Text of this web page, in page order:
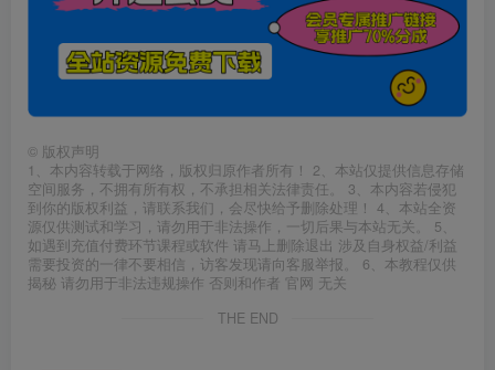
© 版权声明
1、本内容转载于网络，版权归原作者所有！ 2、本站仅提供信息存储
空间服务，不拥有所有权，不承担相关法律责任。 3、本内容若侵犯
到你的版权利益，请联系我们，会尽快给予删除处理！ 4、本站全资
源仅供测试和学习，请勿用于非法操作，一切后果与本站无关。 5、
如遇到充值付费环节课程或软件 请马上删除退出 涉及自身权益/利益
需要投资的一律不要相信，访客发现请向客服举报。 6、本教程仅供
揭秘 请勿用于非法违规操作 否则和作者 官网 无关
THE END